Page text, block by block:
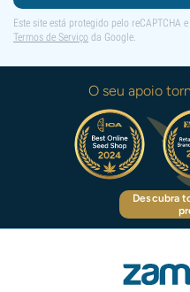
Este site está protegido pelo reCAPTCHA
Termos de Serviço da Google.
O seu apoio
Descubra